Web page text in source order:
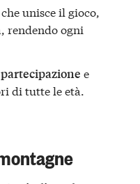
che unisce il gioco,
rendendo ogni
partecipazione e
di tutte le età.